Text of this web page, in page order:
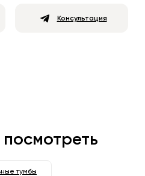
Консультация
тумбы